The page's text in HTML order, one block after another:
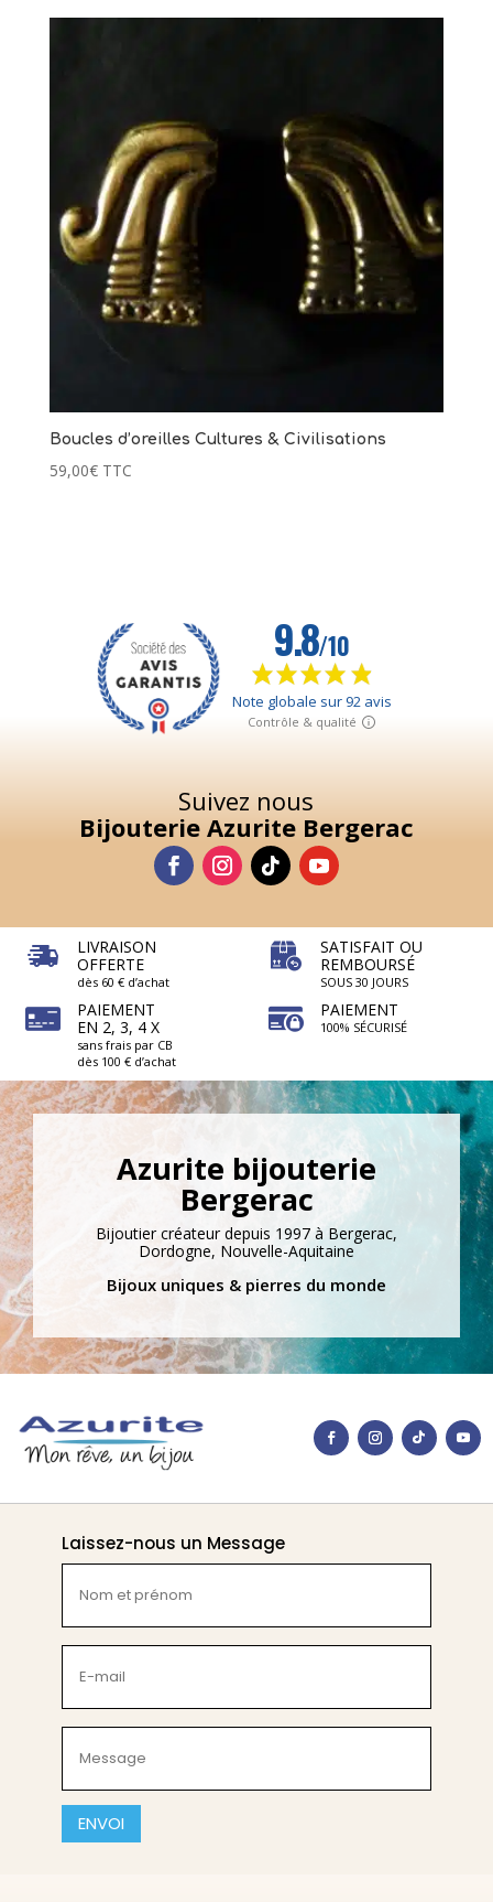
Boucles d’oreilles Cultures & Civilisations
59,00€ TTC
Suivez nous
Bijouterie Azurite Bergerac
LIVRAISON
OFFERTE
dès 60 € d’achat
PAIEMENT
EN 2, 3, 4 X
sans frais par CB
dès 100 € d’achat
SATISFAIT OU
REMBOURSÉ
SOUS 30 JOURS
PAIEMENT
100% SÉCURISÉ
Azurite bijouterie
Bergerac
Bijoutier créateur depuis 1997 à Bergerac,
Dordogne, Nouvelle-Aquitaine
Bijoux uniques & pierres du monde
Laissez-nous un Message
et
prénom
(Nécessaire)
mail
(Nécessaire)
(Nécessaire)
CAPTCHA